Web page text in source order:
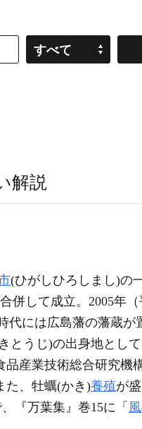
すべて
解説
(ひがしひろしまし)の
して成立。2005年（
代には広島藩の藩蔵が
とうじ)の出身地とし
産業技術総合研究機
た、牡蠣(かき)養殖が盛
『万葉集』巻15に「